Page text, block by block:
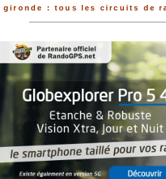
gironde : tous les circuits de